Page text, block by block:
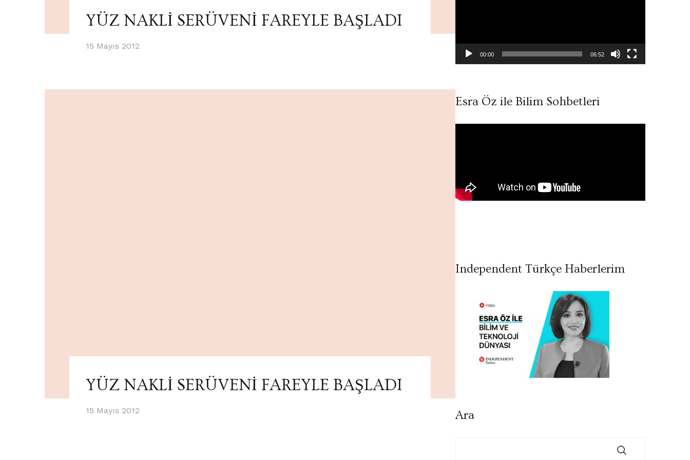
YÜZ NAKLİ SERÜVENİ FAREYLE BAŞLADI
15 Mayıs 2012
YÜZ NAKLİ SERÜVENİ FAREYLE BAŞLADI
15 Mayıs 2012
00:00 06:52
Esra Öz ile Bilim Sohbetleri
Independent Türkçe Haberlerim
Ara